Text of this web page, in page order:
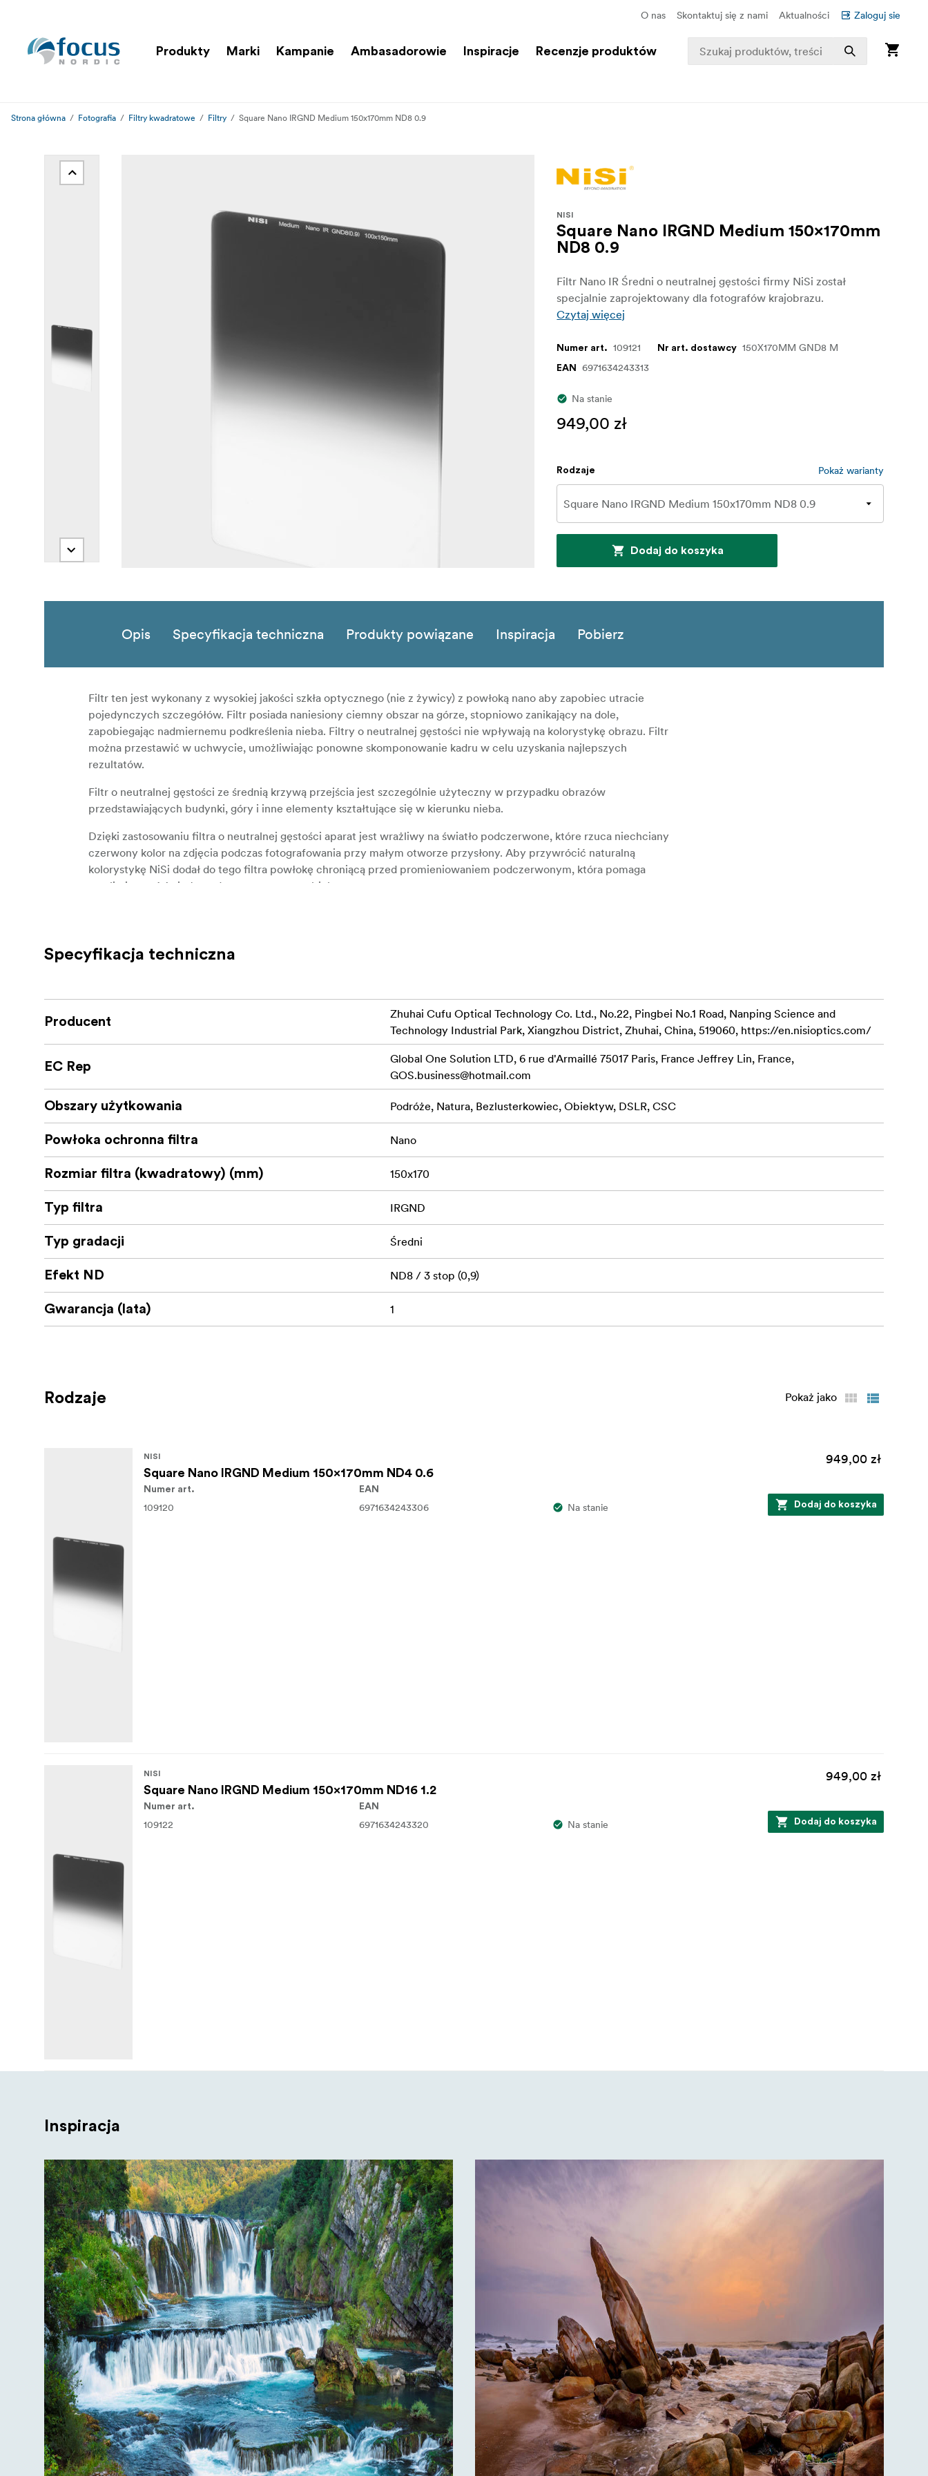
O nas Skontaktuj się z nami Aktualności Zaloguj sie
Produkty Marki Kampanie Ambasadorowie Inspiracje Recenzje produktów
Strona główna Fotografia Filtry kwadratowe Filtry Square Nano IRGND Medium 150x170mm ND8 0.9
NISI
Square Nano IRGND Medium 150x170mm
ND8 0.9
Filtr Nano IR Średni o neutralnej gęstości firmy NiSi został
specjalnie zaprojektowany dla fotografów krajobrazu.
Czytaj więcej
Numer art. 109121 Nr art. dostawcy 150X170MM GND8 M
EAN 6971634243313
Na stanie
949,00 zł
Rodzaje Pokaż warianty
Dodaj do koszyka
Opis Specyfikacja techniczna Produkty powiązane Inspiracja Pobierz
Filtr ten jest wykonany z wysokiej jakości szkła optycznego (nie z żywicy) z powłoką nano aby zapobiec utracie
pojedynczych szczegółów. Filtr posiada naniesiony ciemny obszar na górze, stopniowo zanikający na dole,
zapobiegając nadmiernemu podkreślenia nieba. Filtry o neutralnej gęstości nie wpływają na kolorystykę obrazu. Filtr
można przestawić w uchwycie, umożliwiając ponowne skomponowanie kadru w celu uzyskania najlepszych
rezultatów.
Filtr o neutralnej gęstości ze średnią krzywą przejścia jest szczególnie użyteczny w przypadku obrazów
przedstawiających budynki, góry i inne elementy kształtujące się w kierunku nieba.
Dzięki zastosowaniu filtra o neutralnej gęstości aparat jest wrażliwy na światło podczerwone, które rzuca niechciany
czerwony kolor na zdjęcia podczas fotografowania przy małym otworze przysłony. Aby przywrócić naturalną
kolorystykę NiSi dodał do tego filtra powłokę chroniącą przed promieniowaniem podczerwonym, która pomaga
wyeliminować światło podczerwone przez obiektyw.
Powłoka nano na obu stronach, wodoodporna i odporna na tłuszcz
Specyfikacja techniczna
Producent
Zhuhai Cufu Optical Technology Co. Ltd., No.22, Pingbei No.1 Road, Nanping Science and
Technology Industrial Park, Xiangzhou District, Zhuhai, China, 519060, https://en.nisioptics.com/
EC Rep
Global One Solution LTD, 6 rue d'Armaillé 75017 Paris, France Jeffrey Lin, France,
GOS.business@hotmail.com
Obszary użytkowania Podróże, Natura, Bezlusterkowiec, Obiektyw, DSLR, CSC
Powłoka ochronna filtra Nano
Rozmiar filtra (kwadratowy) (mm) 150x170
Typ filtra IRGND
Typ gradacji Średni
Efekt ND ND8 / 3 stop (0,9)
Gwarancja (lata) 1
Rodzaje Pokaż jako
NISI
Square Nano IRGND Medium 150x170mm ND4 0.6
949,00 zł
Numer art.
109120
EAN
6971634243306 Na stanie Dodaj do koszyka
NISI
Square Nano IRGND Medium 150x170mm ND16 1.2
949,00 zł
Numer art.
109122
EAN
6971634243320 Na stanie Dodaj do koszyka
Inspiracja